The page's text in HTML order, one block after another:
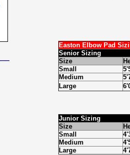
Easton Elbow Pad
Senior Sizing
Size
Small
Medium
Large
Junior Sizing
Size
Small
Medium
Large